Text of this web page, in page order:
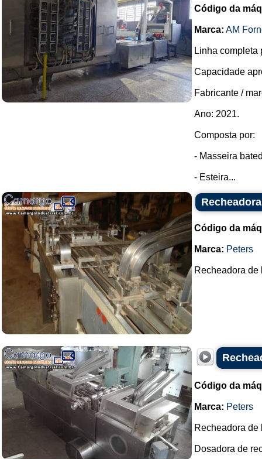
Código da
Marca: AM
Linha completa
Capacidade
Fabricante /
Ano: 2021.
Composta por:
- Masseira
- Esteira...
Código da
Marca: Peters
Recheadora de
Código da
Marca: Peters
Recheadora de
Dosadora de